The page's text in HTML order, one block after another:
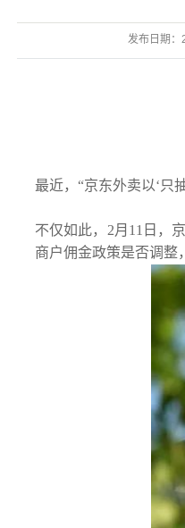
发布日期：
最近，“京东外卖以‘只
不仅如此，2月11日，
商户佣金政策是否调整